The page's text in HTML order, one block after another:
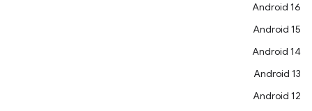
Android 16
Android 15
Android 14
Android 13
Android 12